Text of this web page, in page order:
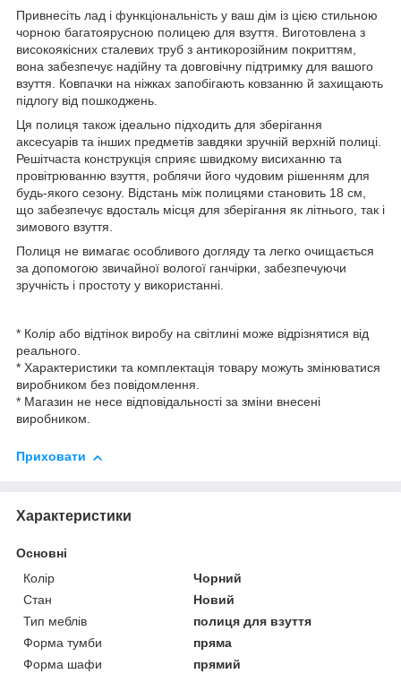
Привнесіть лад і функціональність у ваш дім із цією стильною
чорною багатоярусною полицею для взуття. Виготовлена з
високоякісних сталевих труб з антикорозійним покриттям,
вона забезпечує надійну та довговічну підтримку для вашого
взуття. Ковпачки на ніжках запобігають ковзанню й захищають
підлогу від пошкоджень.
Ця полиця також ідеально підходить для зберігання
аксесуарів та інших предметів завдяки зручній верхній полиці.
Решітчаста конструкція сприяє швидкому висиханню та
провітрюванню взуття, роблячи його чудовим рішенням для
будь-якого сезону. Відстань між полицями становить 18 см,
що забезпечує вдосталь місця для зберігання як літнього, так і
зимового взуття.
Полиця не вимагає особливого догляду та легко очищається
за допомогою звичайної вологої ганчірки, забезпечуючи
зручність і простоту у використанні.
* Колір або відтінок виробу на світлині може відрізнятися від
реального.
* Характеристики та комплектація товару можуть змінюватися
виробником без повідомлення.
* Магазин не несе відповідальності за зміни внесені
виробником.
Приховати
Характеристики
Основні
Колір
Чорний
Стан
Новий
Тип меблів
полиця для взуття
Форма тумби
пряма
Форма шафи
прямий